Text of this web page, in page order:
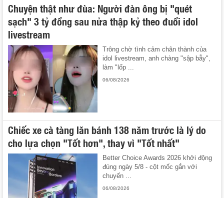
Chuyện thật như đùa: Người đàn ông bị "quét
sạch" 3 tỷ đồng sau nửa thập kỷ theo đuổi idol
livestream
Trông chờ tình cảm chân thành của
idol livestream, anh chàng "sập bẫy",
làm "lốp ...
06/08/2026
Chiếc xe cà tàng lăn bánh 138 năm trước là lý do
cho lựa chọn "Tốt hơn", thay vì "Tốt nhất"
Better Choice Awards 2026 khởi động
đúng ngày 5/8 - cột mốc gắn với
chuyến ...
06/08/2026